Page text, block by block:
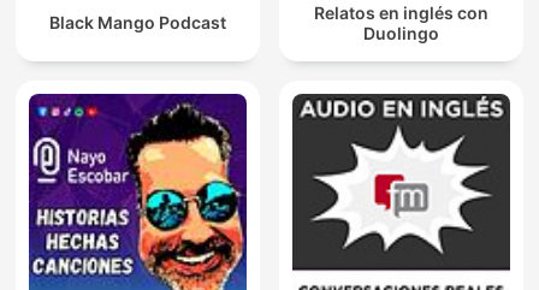
Black Mango Podcast
Relatos en inglés con
Duolingo